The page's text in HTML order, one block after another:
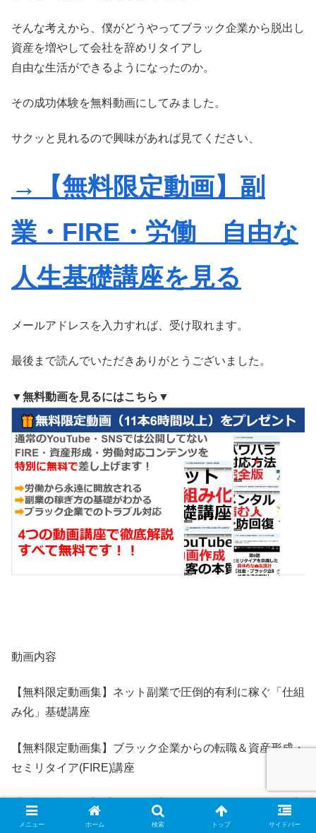
そんな考えから、僕がどうやってブラック企業から脱出し
資産を増やして会社を辞めリタイアし
自由な生活ができるようになったのか。
その成功体験を無料動画にしてみました。
サクッと見れるので興味があれば見てください、
→【無料限定動画】副
業・FIRE・労働 自由な
人生基礎講座を見る
メールアドレスを入力すれば、受け取れます。
最後まで読んでいただきありがとうございました。
▼無料動画を見るにはこちら▼
動画内容
【無料限定動画集】ネット副業で圧倒的有利に稼ぐ「仕組
み化」基礎講座
【無料限定動画集】ブラック企業からの転職＆資産形成・
セミリタイア(FIRE)講座
【無料限定動画】【YouTube】1か月で登録人数1000人増
やした動画作成方法i
メニュー ホーム 検索 トップ サイドバー